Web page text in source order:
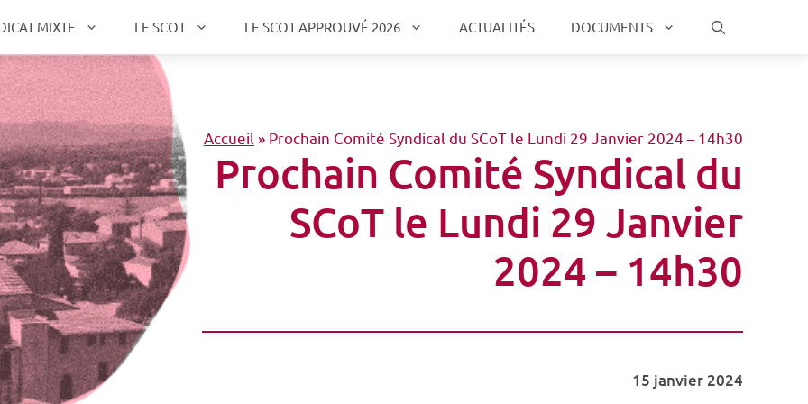
MIXTE LE SCOT LE SCOT APPROUVÉ 2026 ACTUALITÉS DOCUMENTS
Accueil » Prochain Comité Syndical du SCoT le Lundi 29 Janvier 2024 – 14h30
Prochain Comité Syndical du
SCoT le Lundi 29 Janvier
2024 – 14h30
15 janvier 2024